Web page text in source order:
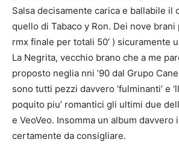
Salsa decisamente carica e ballabile il
quello di Tabaco y Ron. Dei nove brani
rmx finale per totali 50′ ) sicuramente
La Negrita, vecchio brano che a me
proposto neglia nni ’90 dal Grupo
sono tutti pezzi davvero ‘fulminanti’ e
poquito piu’ romantici gli ultimi due
e VeoVeo. Insomma un album davvero
certamente da consigliare.